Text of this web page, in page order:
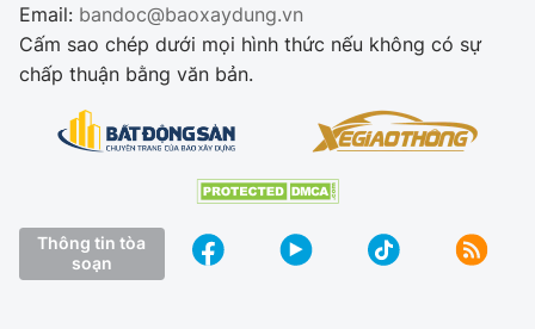
Email: bandoc@baoxaydung.vn
Cấm sao chép dưới mọi hình thức nếu không có sự
chấp thuận bằng văn bản.
Thông tin tòa
soạn